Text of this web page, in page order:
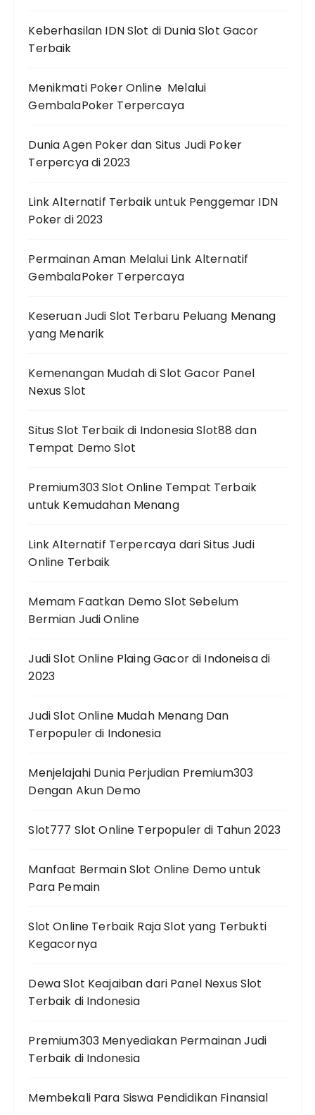
Keberhasilan IDN Slot di Dunia Slot Gacor
Terbaik
Menikmati Poker Online Melalui
GembalaPoker Terpercaya
Dunia Agen Poker dan Situs Judi Poker
Terpercya di 2023
Link Alternatif Terbaik untuk Penggemar IDN
Poker di 2023
Permainan Aman Melalui Link Alternatif
GembalaPoker Terpercaya
Keseruan Judi Slot Terbaru Peluang Menang
yang Menarik
Kemenangan Mudah di Slot Gacor Panel
Nexus Slot
Situs Slot Terbaik di Indonesia Slot88 dan
Tempat Demo Slot
Premium303 Slot Online Tempat Terbaik
untuk Kemudahan Menang
Link Alternatif Terpercaya dari Situs Judi
Online Terbaik
Memam Faatkan Demo Slot Sebelum
Bermian Judi Online
Judi Slot Online Plaing Gacor di Indoneisa di
2023
Judi Slot Online Mudah Menang Dan
Terpopuler di Indonesia
Menjelajahi Dunia Perjudian Premium303
Dengan Akun Demo
Slot777 Slot Online Terpopuler di Tahun 2023
Manfaat Bermain Slot Online Demo untuk
Para Pemain
Slot Online Terbaik Raja Slot yang Terbukti
Kegacornya
Dewa Slot Keajaiban dari Panel Nexus Slot
Terbaik di Indonesia
Premium303 Menyediakan Permainan Judi
Terbaik di Indonesia
Membekali Para Siswa Pendidikan Finansial